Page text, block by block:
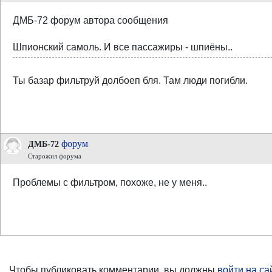
ДМБ-72 форум автора сообщения
Шпионский самоль. И все пассажиры - шпиёны..
Ты базар фильтруй долбоеп бля. Там люди погибли.
ДМБ-72 форум
Старожил форума
Проблемы с фильтром, похоже, не у меня..
Чтобы публиковать комментарии, вы должны войти на